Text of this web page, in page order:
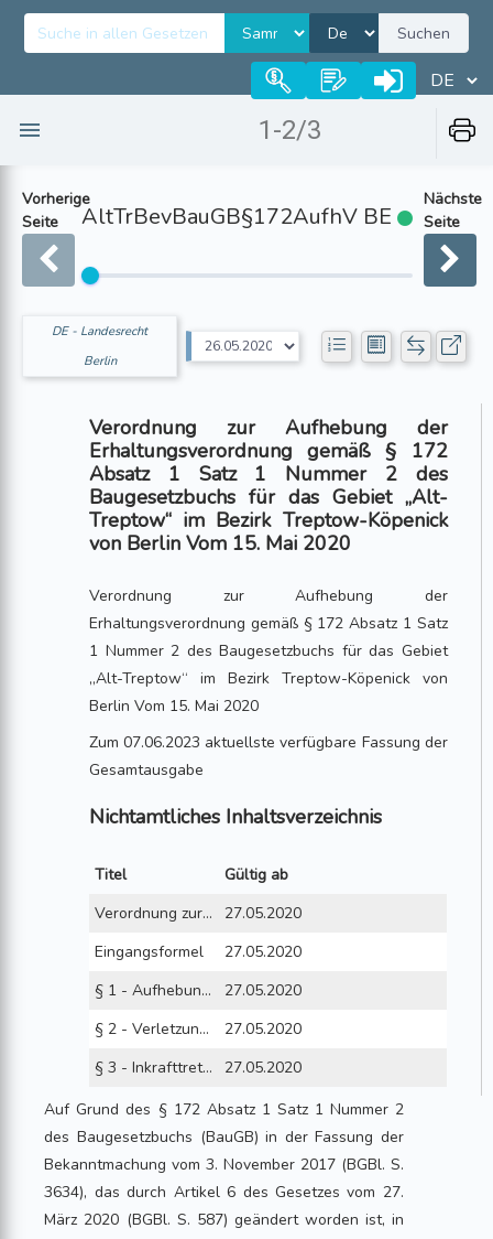
Suchen
1-2/3
Vorherige
Seite
AltTrBevBauGB§172AufhV BE
Nächste
Seite
DE - Landesrecht
Berlin
Verordnung zur Aufhebung der
Erhaltungsverordnung gemäß § 172
Absatz 1 Satz 1 Nummer 2 des
Baugesetzbuchs für das Gebiet „Alt-
Treptow“ im Bezirk Treptow-Köpenick
von Berlin Vom 15. Mai 2020
Verordnung zur Aufhebung der
Erhaltungsverordnung gemäß § 172 Absatz 1 Satz
1 Nummer 2 des Baugesetzbuchs für das Gebiet
„Alt-Treptow“ im Bezirk Treptow-Köpenick von
Berlin Vom 15. Mai 2020
Zum 07.06.2023 aktuellste verfügbare Fassung der
Gesamtausgabe
Nichtamtliches Inhaltsverzeichnis
Titel
Gültig ab
Verordnung zur Aufhebung der Erhaltungsverordnung gemäß § 172 Absatz 1 Satz 1 Nummer 2 des Baugesetzbuchs für das Gebiet „Alt-Treptow“ im Bezirk Treptow-Köpenick von Berlin vom 15. Mai 2020
27.05.2020
Eingangsformel
27.05.2020
§ 1 - Aufhebung der Rechtsverordnung
27.05.2020
§ 2 - Verletzung von Vorschriften
27.05.2020
§ 3 - Inkrafttreten
27.05.2020
Auf Grund des § 172 Absatz 1 Satz 1 Nummer 2
des Baugesetzbuchs (BauGB) in der Fassung der
Bekanntmachung vom 3. November 2017 (BGBl. S.
3634), das durch Artikel 6 des Gesetzes vom 27.
März 2020 (BGBl. S. 587) geändert worden ist, in